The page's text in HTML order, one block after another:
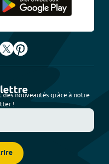
des nouveautés grâce à notre
!